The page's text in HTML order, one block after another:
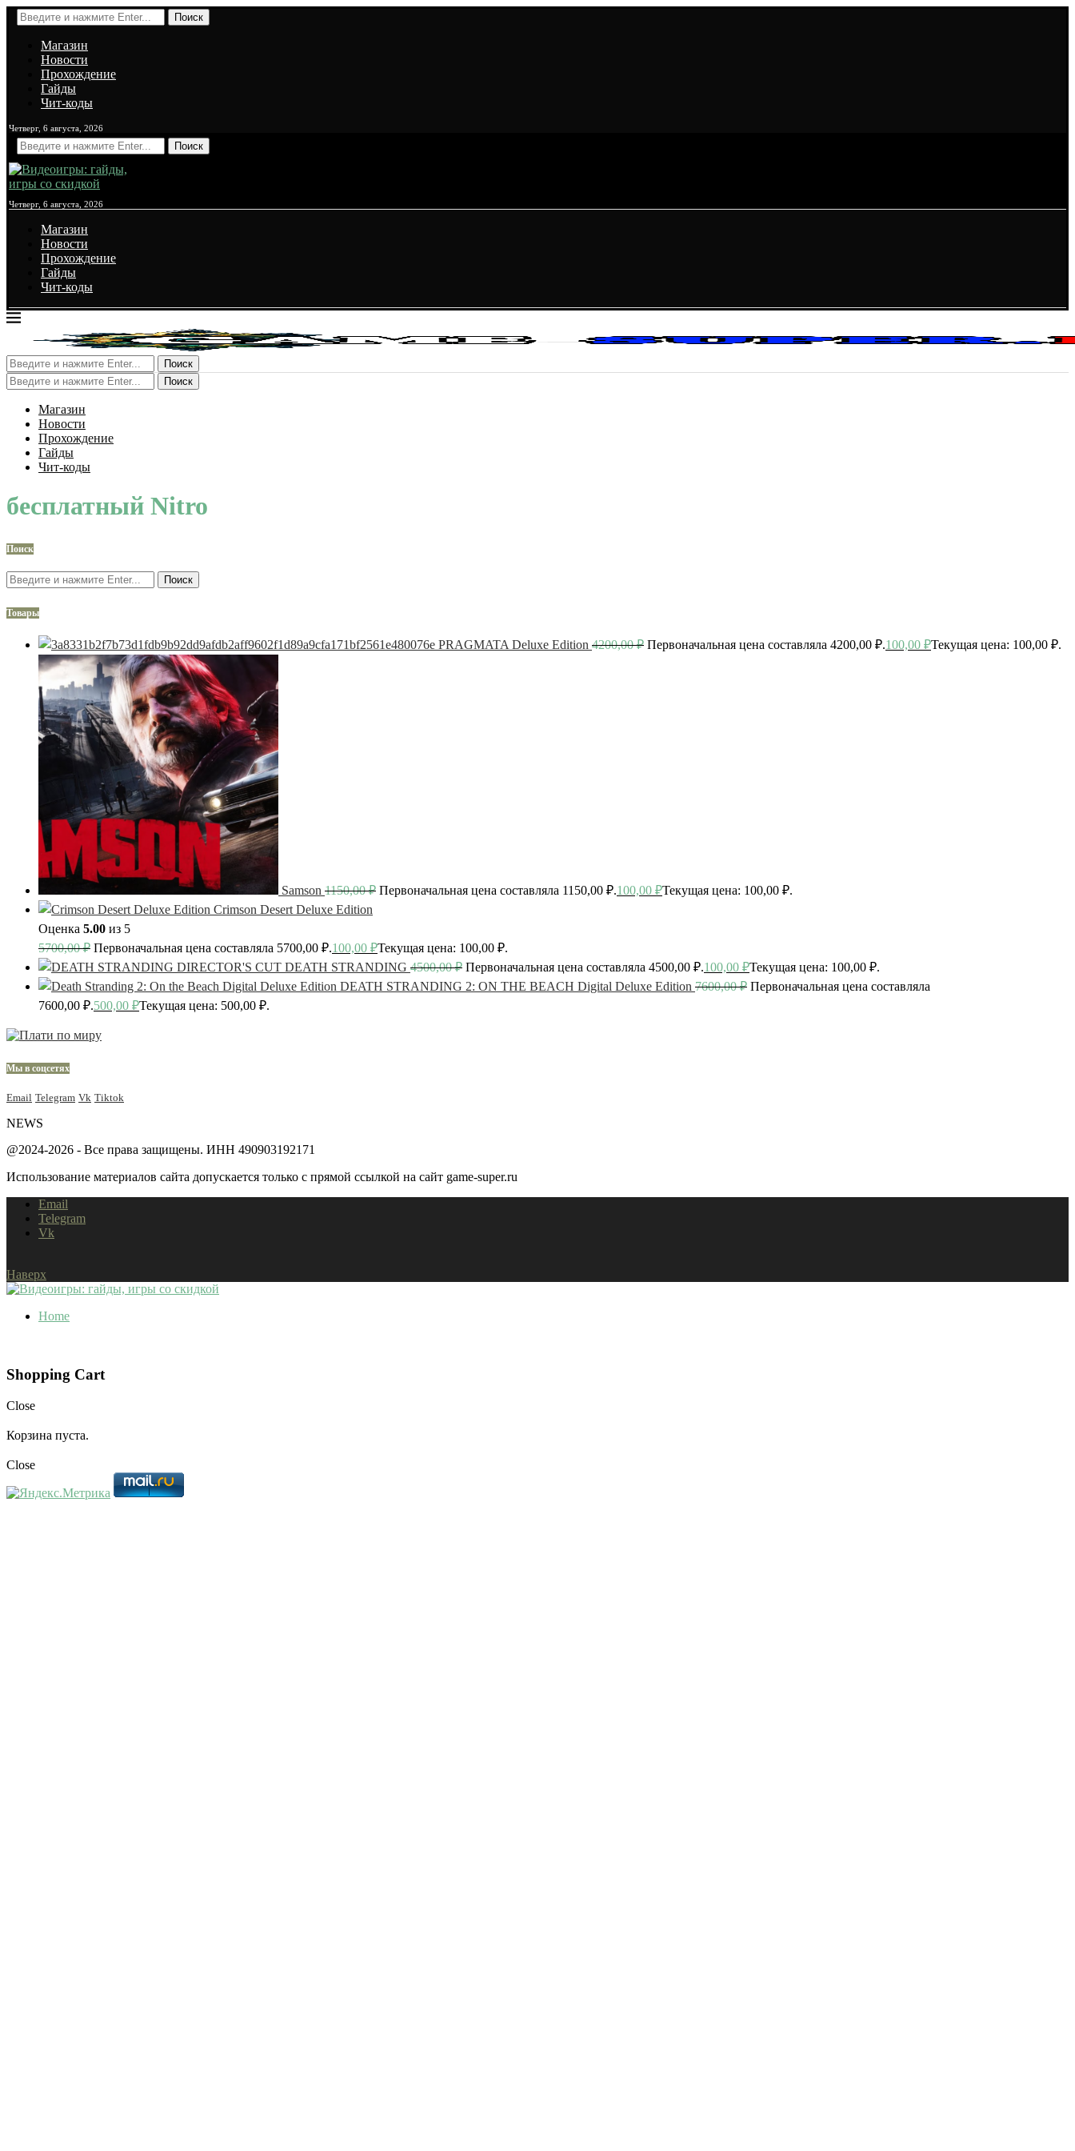
Поиск
Магазин
Новости
Прохождение
Гайды
Чит-коды
Четверг, 6 августа, 2026
Поиск
Четверг, 6 августа, 2026
Магазин
Новости
Прохождение
Гайды
Чит-коды
Поиск
Поиск
Магазин
Новости
Прохождение
Гайды
Чит-коды
бесплатный Nitro
Поиск
Поиск
Товары
PRAGMATA Deluxe Edition 4200,00₽ Первоначальная цена составляла 4200,00 ₽.100,00 ₽Текущая цена: 100,00 ₽.
Samson 1150,00₽ Первоначальная цена составляла 1150,00 ₽.100,00 ₽Текущая цена: 100,00 ₽.
Crimson Desert Deluxe Edition
Оценка 5.00 из 5
5700,00₽ Первоначальная цена составляла 5700,00 ₽.100,00 ₽Текущая цена: 100,00 ₽.
DEATH STRANDING 4500,00₽ Первоначальная цена составляла 4500,00 ₽.100,00 ₽Текущая цена: 100,00 ₽.
DEATH STRANDING 2: ON THE BEACH Digital Deluxe Edition 7600,00₽ Первоначальная цена составляла
7600,00 ₽.500,00 ₽Текущая цена: 500,00 ₽.
Мы в соцсетях
Email Telegram Vk Tiktok
NEWS
@2024-2026 - Все права защищены. ИНН 490903192171
Использование материалов сайта допускается только с прямой ссылкой на сайт game-super.ru
Email
Telegram
Vk
Наверх
Home
Shopping Cart
Close
Корзина пуста.
Close